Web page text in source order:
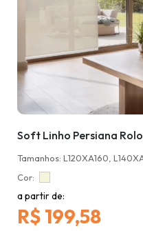
Soft Linho Persiana Rolo
Cor:
a partir de:
R$ 199,58